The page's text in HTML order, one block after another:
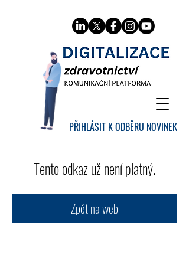
PŘIHLÁSIT K ODBĚRU NOVINEK
Tento odkaz už není platný.
Zpět na web